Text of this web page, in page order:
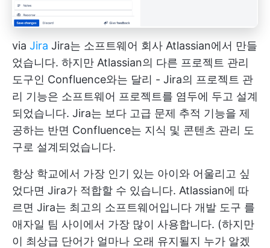
via Jira Jira는 소프트웨어 회사 Atlassian에서 만들
었습니다. 하지만 Atlassian의 다른 프로젝트 관리
도구인 Confluence와는 달리 - Jira의 프로젝트 관
리 기능은 소프트웨어 프로젝트를 염두에 두고 설계
되었습니다. Jira는 보다 고급 문제 추적 기능을 제
공하는 반면 Confluence는 지식 및 콘텐츠 관리 도
구로 설계되었습니다.
항상 학교에서 가장 인기 있는 아이와 어울리고 싶
었다면 Jira가 적합할 수 있습니다. Atlassian에 따
르면 Jira는 최고의 소프트웨어입니다 개발 도구 를
애자일 팀 사이에서 가장 많이 사용합니다. (하지만
이 최상급 단어가 얼마나 오래 유지될지 누가 알겠